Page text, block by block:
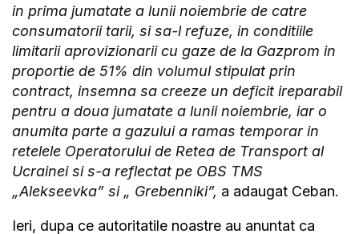
in prima jumatate a lunii noiembrie de catre
consumatorii tarii, si sa-l refuze, in conditiile
limitarii aprovizionarii cu gaze de la Gazprom in
proportie de 51% din volumul stipulat prin
contract, insemna sa creeze un deficit ireparabil
pentru a doua jumatate a lunii noiembrie, iar o
anumita parte a gazului a ramas temporar in
retelele Operatorului de Retea de Transport al
Ucrainei si s-a reflectat pe OBS TMS
„Alekseevka” si „ Grebenniki”, a adaugat Ceban.
Ieri, dupa ce autoritatile noastre au anuntat ca